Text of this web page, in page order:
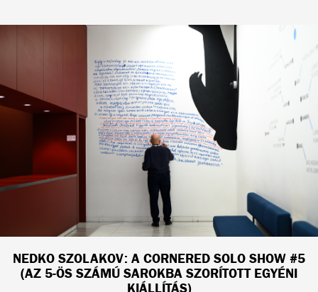
NEDKO SZOLAKOV: A CORNERED SOLO SHOW #5
(AZ 5-ÖS SZÁMÚ SAROKBA SZORÍTOTT EGYÉNI
KIÁLLÍTÁS)